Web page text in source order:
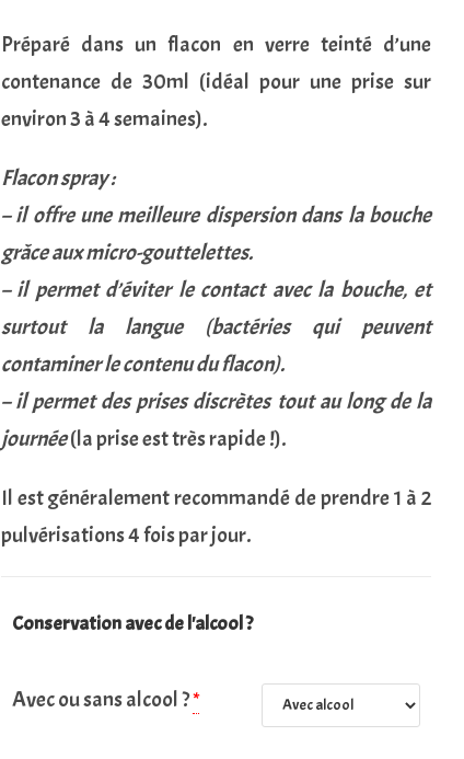
Préparé dans un flacon en verre teinté d’une
contenance de 30ml (idéal pour une prise sur
environ 3 à 4 semaines).
Flacon spray :
– il offre une meilleure dispersion dans la bouche
grâce aux micro-gouttelettes.
– il permet d’éviter le contact avec la bouche, et
surtout la langue (bactéries qui peuvent
contaminer le contenu du flacon).
– il permet des prises discrètes tout au long de la
journée(la prise est très rapide !).
Il est généralement recommandé de prendre 1 à 2
pulvérisations 4 fois par jour.
Conservation avec de l'alcool ?
Avec ou sans alcool ?*